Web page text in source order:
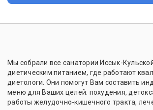
Мы собрали все санатории Иссык-
диетическим питанием, где работают
диетологи. Они помогут Вам составить
меню для Ваших целей: похудения,
работы желудочно-кишечного тракта,